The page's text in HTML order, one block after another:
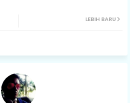
ap
LEBIH BARU